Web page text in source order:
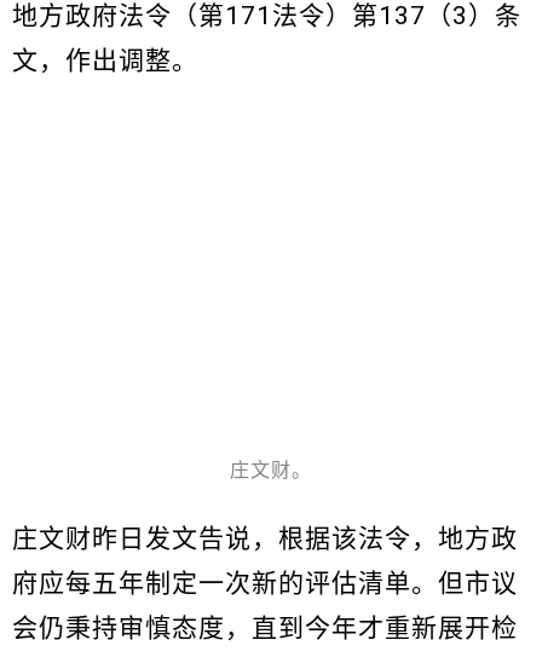
地方政府法令（第171法令）第137（3）条
文，作出调整。
庄文财。
庄文财昨日发文告说，根据该法令，地方政
府应每五年制定一次新的评估清单。但市议
会仍秉持审慎态度，直到今年才重新展开检